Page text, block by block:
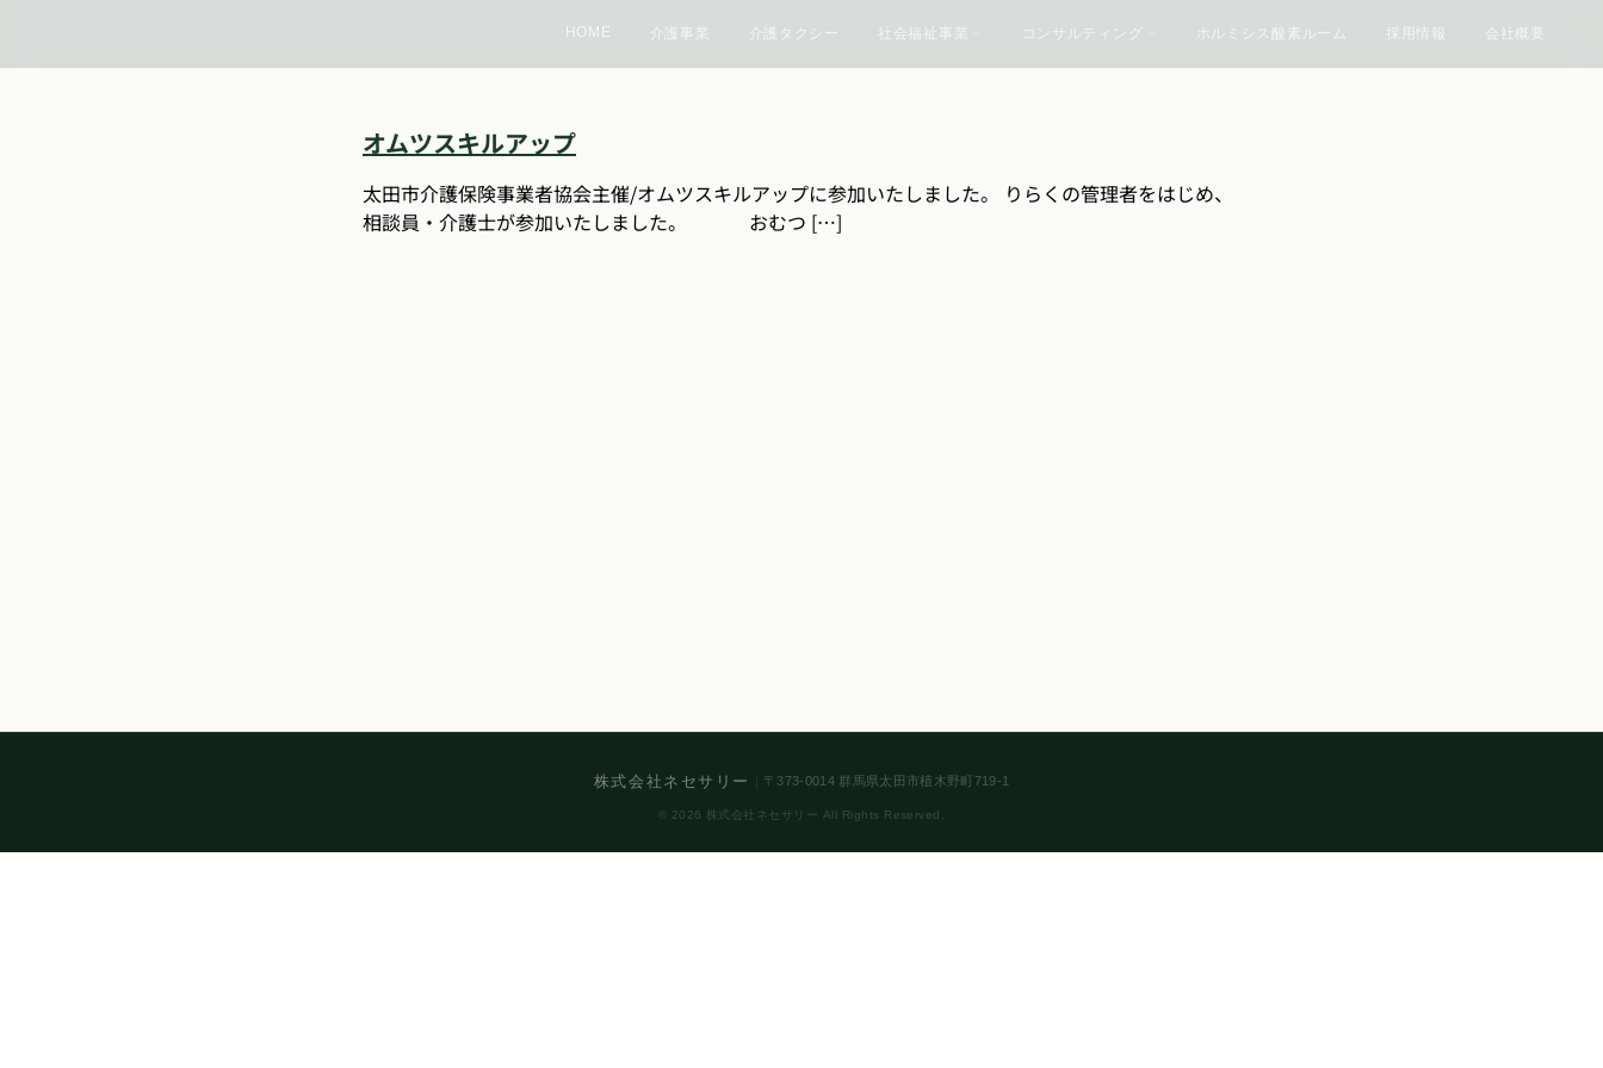
HOME 介護事業 介護タクシー 社会福祉事業 コンサルティング ホルミシス酸素ルーム 採用情報 会社概要
オムツスキルアップ
太田市介護保険事業者協会主催/オムツスキルアップに参加いたしました。 りらくの管理者をはじめ、
相談員・介護士が参加いたしました。 おむつ […]
株式会社ネセサリー 〒373-0014 群馬県太田市植木野町719-1
© 2026 株式会社ネセサリー All Rights Reserved.